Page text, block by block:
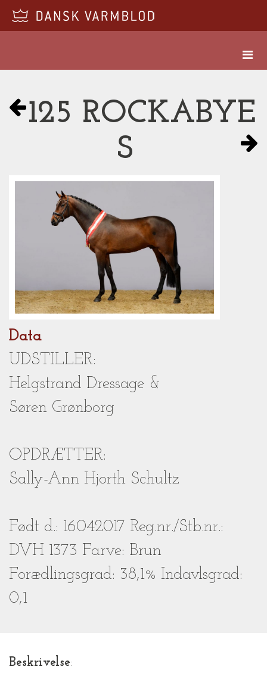
125 ROCKABYE
S
Data
UDSTILLER:
Helgstrand Dressage &
Søren Grønborg
OPDRÆTTER:
Sally-Ann Hjorth Schultz
Født d.: 16042017 Reg.nr./Stb.nr.:
DVH 1373 Farve: Brun
Forædlingsgrad: 38,1% Indavlsgrad:
0,1
Beskrivelse: